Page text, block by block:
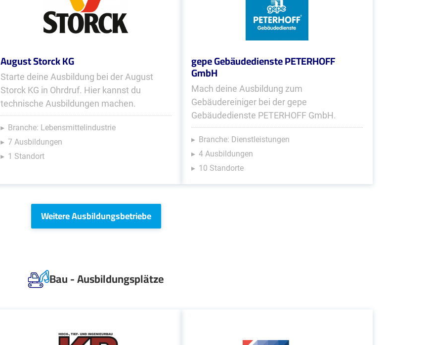
August Storck KG
Starte deine Ausbildung bei der August
Storck KG in Ohrdruf. Hier kannst du
technische Ausbildungen machen.
Branche: Lebensmittelindustrie
7 Ausbildungen
1 Standort
gepe Gebäudedienste PETERHOFF
GmbH
Mach deine Ausbildung zum
Gebäudereiniger bei der gepe
Gebäudedienste PETERHOFF GmbH.
Branche: Dienstleistungen
4 Ausbildungen
10 Standorte
Weitere Ausbildungsbetriebe
Bau - Ausbildungsplätze